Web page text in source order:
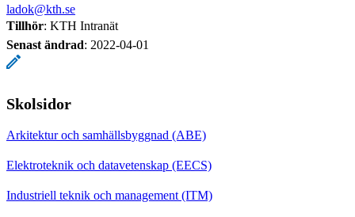
ladok@kth.se
Tillhör: KTH Intranät
Senast ändrad: 2022-04-01
Skolsidor
Arkitektur och samhällsbyggnad (ABE)
Elektroteknik och datavetenskap (EECS)
Industriell teknik och management (ITM)